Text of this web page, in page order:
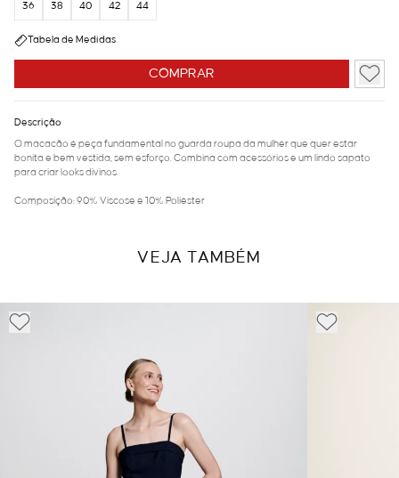
COMPRAR
36 38 40 42 44
Tabela de Medidas
Descrição
O macacão é peça fundamental no guarda roupa da mulher que quer estar
bonita e bem vestida, sem esforço. Combina com acessórios e um lindo sapato
para criar looks divinos.
Composição: 90% Viscose e 10% Poliéster
VEJA TAMBÉM